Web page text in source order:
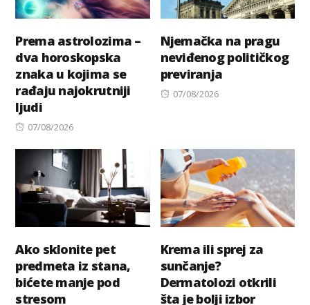
Prema astrolozima –
dva horoskopska
znaka u kojima se
rađaju najokrutniji
ljudi
Posted
07/08/2026
Njemačka na pragu
neviđenog političkog
previranja
Posted
07/08/2026
Ako sklonite pet
predmeta iz stana,
bićete manje pod
stresom
Krema ili sprej za
sunčanje?
Dermatolozi otkrili
šta je bolji izbor